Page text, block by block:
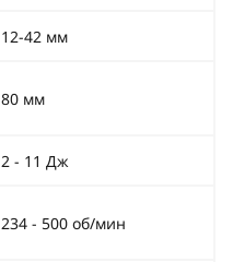
12-42 мм
80 мм
2 - 11 Дж
234 - 500 об/мин